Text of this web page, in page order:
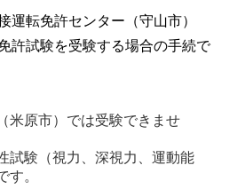
運転免許センター（守山市）
許試験を受験する場合の手続で
米原市）では受験できませ
試験（視力、深視力、運動能
す。